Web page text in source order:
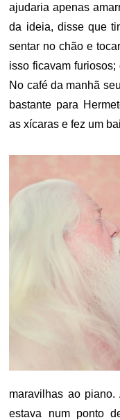
ajudaria apenas
da ideia, disse que
sentar no chão e
isso ficavam
No café da manhã
bastante para
as xícaras e fez um
maravilhas ao
estava num ponto